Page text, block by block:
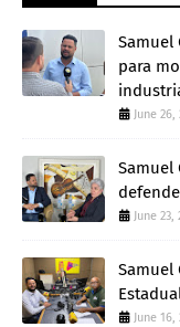
Samuel
para
June 26,
Samuel
June 23,
Samuel
June 16,